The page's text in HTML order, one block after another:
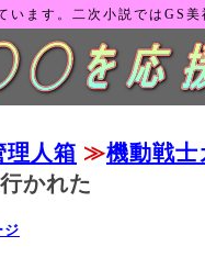
います。二次小説ではGS
理人箱 ≫機動戦士
かれた
ジ